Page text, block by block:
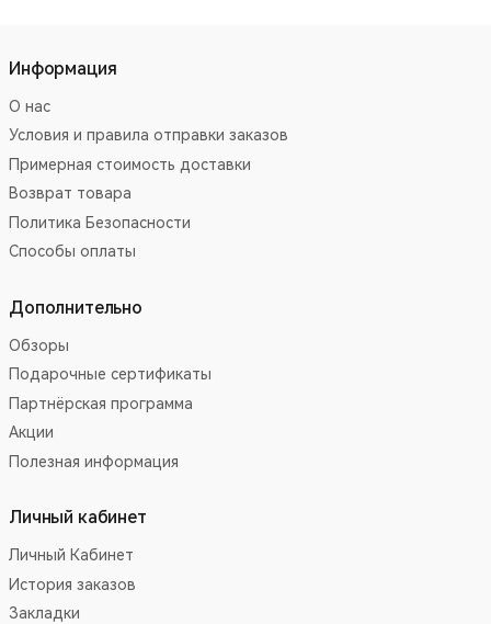
Информация
О нас
Условия и правила отправки заказов
Примерная стоимость доставки
Возврат товара
Политика Безопасности
Способы оплаты
Дополнительно
Обзоры
Подарочные сертификаты
Партнёрская программа
Акции
Полезная информация
Личный кабинет
Личный Кабинет
История заказов
Закладки